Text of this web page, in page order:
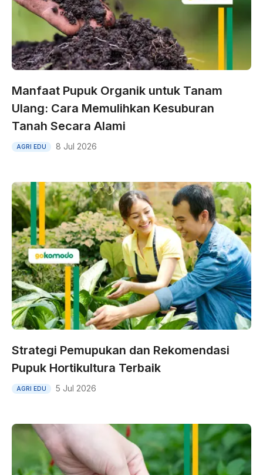
Manfaat Pupuk Organik untuk Tanam
Ulang: Cara Memulihkan Kesuburan
Tanah Secara Alami
AGRI EDU 8 Jul 2026
Strategi Pemupukan dan Rekomendasi
Pupuk Hortikultura Terbaik
AGRI EDU 5 Jul 2026